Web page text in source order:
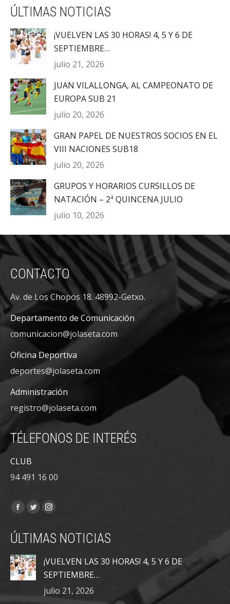
ÚLTIMAS NOTICIAS
¡VUELVEN LAS 30 HORAS! 4, 5 Y 6 DE
SEPTIEMBRE…
julio 21, 2026
JUAN VILALLONGA, AL CAMPEONATO DE
EUROPA SUB 21
julio 20, 2026
GRAN PAPEL DE NUESTROS SOCIOS EN EL
VIII NACIONES SUB18
julio 20, 2026
GRUPOS Y HORARIOS CURSILLOS DE
NATACIÓN – 2ª QUINCENA JULIO
julio 10, 2026
CONTACTO
Av. de Los Chopos 18. 48992-Getxo.
Departamento de Comunicación
comunicacion@jolaseta.com
Oficina Deportiva
deportes@jolaseta.com
Administración
registro@jolaseta.com
TÉLEFONOS DE INTERÉS
CLUB
94 491 16 00
Encuéntranos en:
Facebook
opens
in
new
window
Twitter
opens
in
new
window
Instagram
opens
new
window
ÚLTIMAS NOTICIAS
¡VUELVEN LAS 30 HORAS! 4, 5 Y 6 DE
SEPTIEMBRE…
julio 21, 2026